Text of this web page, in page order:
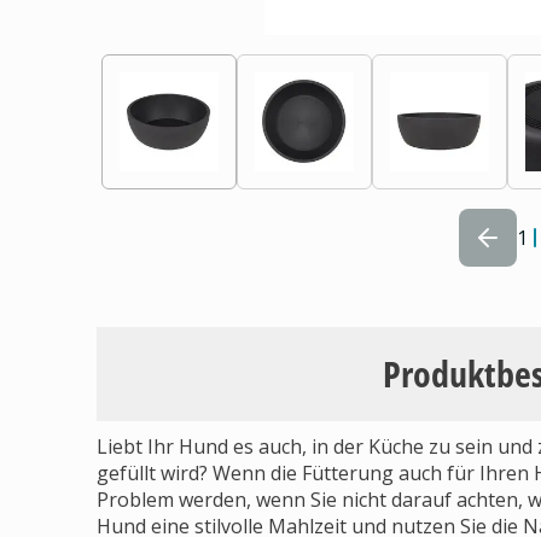
1
Liebt Ihr Hund es auch, in der Küche zu sein
gefüllt wird? Wenn die Fütterung auch für Ihren
Problem werden, wenn Sie nicht darauf achten,
Hund eine stilvolle Mahlzeit und nutzen Sie die